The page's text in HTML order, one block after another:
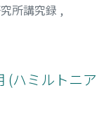
所講究録 ,
(ハミルトニア